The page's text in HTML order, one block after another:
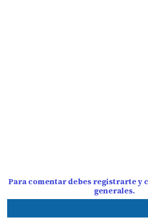
Para comentar debes registrarte y
generales.